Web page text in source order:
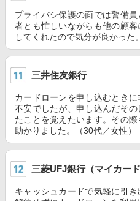
プライバシ保護の面では警備
者とも忙しいながらも他の顧
してくれたので気分が良かった
三井住友銀行
カードローンを申し込むとき
不安でしたが、申し込んだそ
たことを覚えたいます。その際
助かりました。（30代／女性）
三菱UFJ銀行（マイカード
キャッシュカードで気軽に引